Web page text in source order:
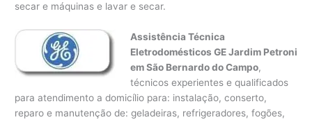
secar e máquinas e lavar e secar.
Assistência Técnica
Eletrodomésticos GE Jardim Petroni
em São Bernardo do Campo,
técnicos experientes e qualificados
para atendimento a domicílio para: instalação, conserto,
reparo e manutenção de: geladeiras, refrigeradores, fogões,